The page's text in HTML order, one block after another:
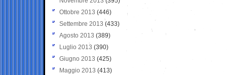
Ottobre 2013 (446)
Settembre 2013 (433)
Agosto 2013 (389)
Luglio 2013 (390)
Giugno 2013 (425)
Maggio 2013 (413)